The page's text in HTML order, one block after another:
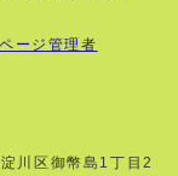
ージ管理者
川区御幣島1丁目2